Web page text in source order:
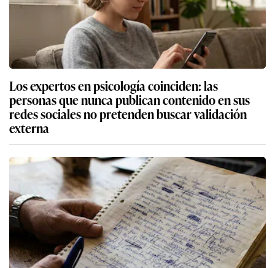
Los expertos en psicología coinciden: las
personas que nunca publican contenido en sus
redes sociales no pretenden buscar validación
externa